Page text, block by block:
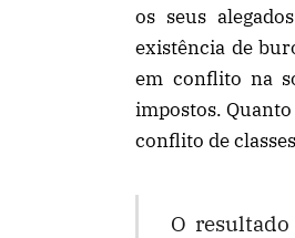
os seus
existência de
em conflito na
impostos.
conflito de
O